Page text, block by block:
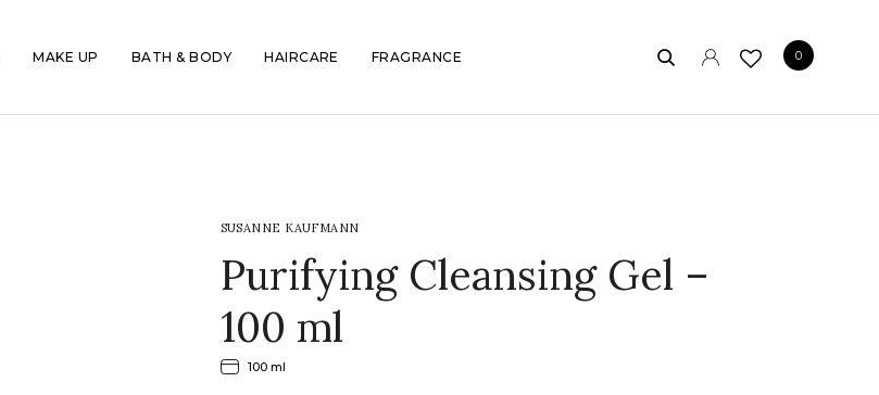
0
MAKE UP BATH & BODY HAIRCARE FRAGRANCE
SUSANNE KAUFMANN
Purifying Cleansing Gel –
100 ml
100 ml